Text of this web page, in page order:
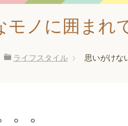
モノに囲まれ
ライフスタイル 思いがけな
。。